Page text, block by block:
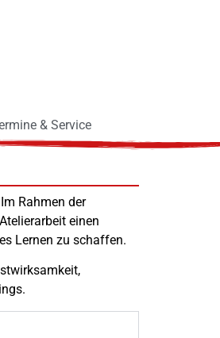
& Service
Rahmen der
einen
Lernen zu schaffen.